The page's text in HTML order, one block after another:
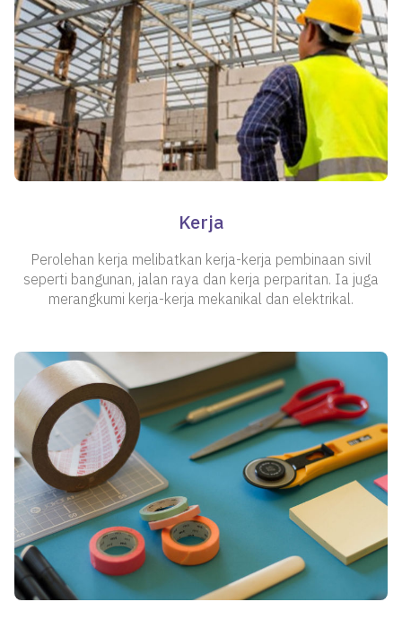
Kerja
Perolehan kerja melibatkan kerja-kerja pembinaan sivil
seperti bangunan, jalan raya dan kerja perparitan. Ia juga
merangkumi kerja-kerja mekanikal dan elektrikal.